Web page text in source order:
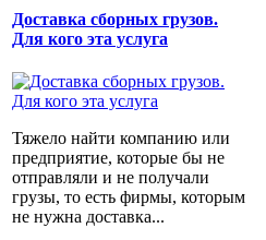
Доставка сборных грузов.
Для кого эта услуга
Тяжело найти компанию или
предприятие, которые бы не
отправляли и не получали
грузы, то есть фирмы, которым
не нужна доставка...